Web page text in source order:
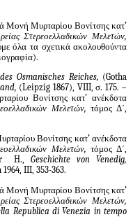
Μονή Μυρταρίου Βονίτσης κατ’
Στερεοελλαδικών Μελετών,
όλα τα σχετικά ακολουθούντα
Osmanisches Reiches, (Gotha
, (Leipzig 1867), VIII, σ. 175. –
Βονίτσης κατ’ ανέκδοτα
Μελετών, τόμος Δ΄,
Βονίτσης κατ’ ανέκδοτα
Μελετών, τόμος Δ΄,
H.,Geschichte von Venedig,
1964, III, 353-363.
Μονή Μυρταρίου Βονίτσης κατ’
Στερεοελλαδικών Μελετών,
Republica di Venezia in tempo